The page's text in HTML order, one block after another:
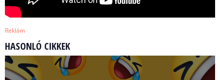
Reklám
HASONLÓ CIKKEK